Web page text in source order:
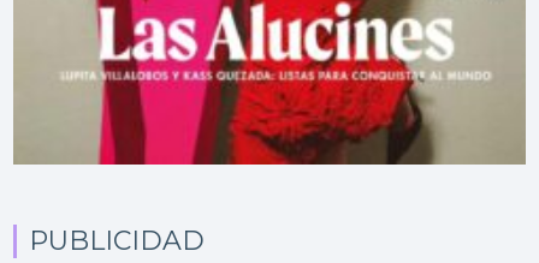
PUBLICIDAD